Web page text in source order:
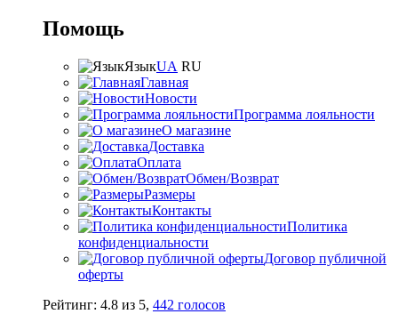
Помощь
ЯзыкUA RU
Главная
Новости
Программа лояльности
О магазине
Доставка
Оплата
Обмен/Возврат
Размеры
Контакты
Политика
конфиденциальности
Договор публичной
оферты
Рейтинг: 4.8 из 5, 442 голосов